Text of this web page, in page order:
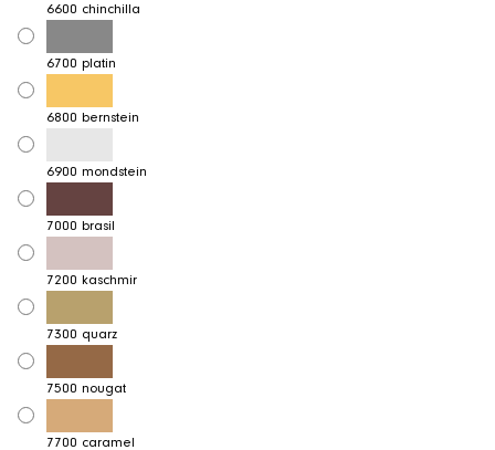
6600 chinchilla
6700 platin
6800 bernstein
6900 mondstein
7000 brasil
7200 kaschmir
7300 quarz
7500 nougat
7700 caramel